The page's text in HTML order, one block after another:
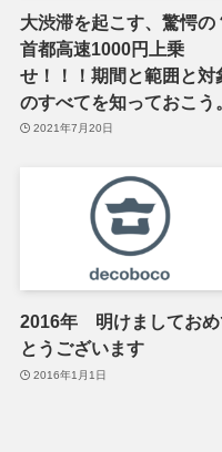
大渋滞を起こす、驚愕の
首都高速1000円上乗
せ！！！期間と範囲と対
のすべてを知っておこう。
2021年7月20日
2016年 明けましておめ
とうございます
2016年1月1日